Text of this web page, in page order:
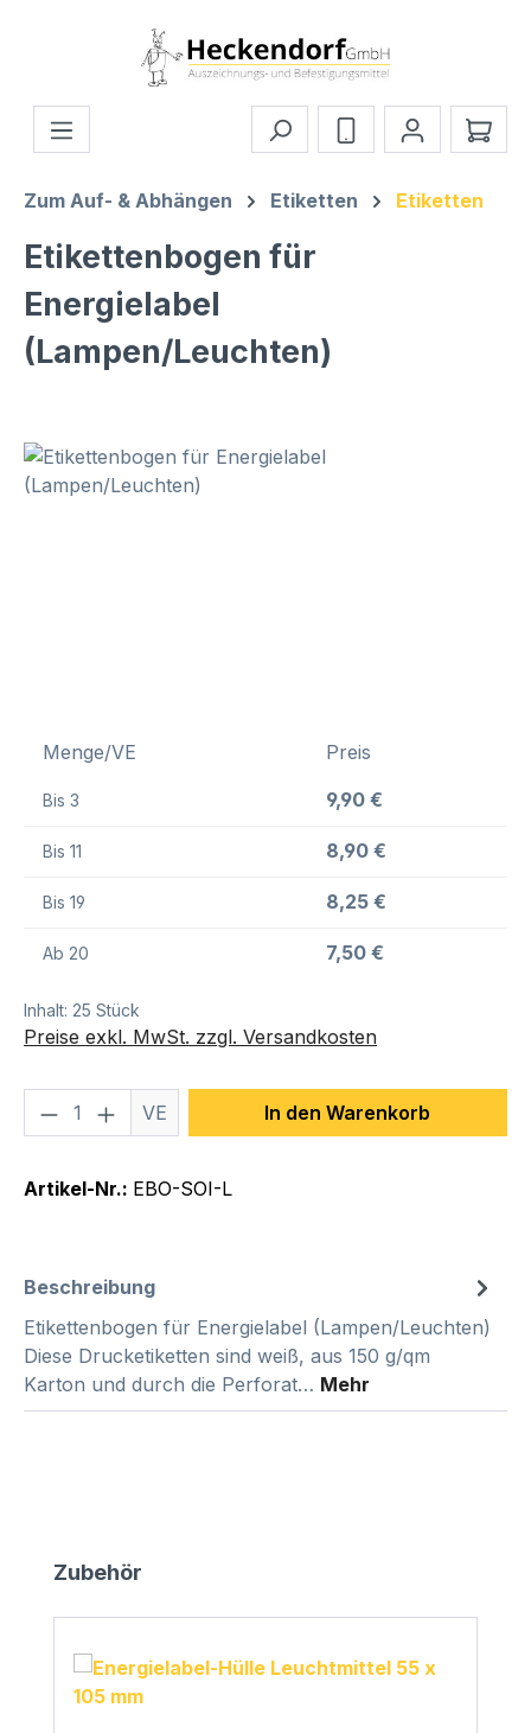
Zum Hauptinhalt springen
Zum Auf- & Abhängen Etiketten Etiketten
Etikettenbogen für
Energielabel
(Lampen/Leuchten)
Bildergalerie überspringen
Menge/VE Preis
Bis 3 9,90 €
Bis 11 8,90 €
Bis 19 8,25 €
Ab 20 7,50 €
Inhalt: 25 Stück
Preise exkl. MwSt. zzgl. Versandkosten
Produkt Anzahl: Gib den
VE In den Warenkorb
Artikel-Nr.: EBO-SOI-L
Beschreibung
Etikettenbogen für Energielabel (Lampen/Leuchten)
Diese Drucketiketten sind weiß, aus 150 g/qm
Karton und durch die Perforat… Mehr
Produktgalerie überspringen
Zubehör